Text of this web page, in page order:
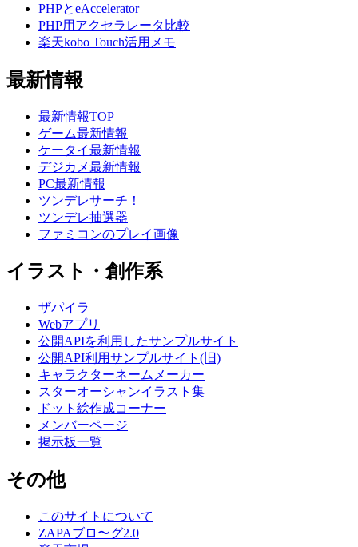
PHPとeAccelerator
PHP用アクセラレータ比較
楽天kobo Touch活用メモ
最新情報
最新情報TOP
ゲーム最新情報
ケータイ最新情報
デジカメ最新情報
PC最新情報
ツンデレサーチ！
ツンデレ抽選器
ファミコンのプレイ画像
イラスト・創作系
ザパイラ
Webアプリ
公開APIを利用したサンプルサイト
公開API利用サンプルサイト(旧)
キャラクターネームメーカー
スターオーシャンイラスト集
ドット絵作成コーナー
メンバーページ
掲示板一覧
その他
このサイトについて
ZAPAブロ〜グ2.0